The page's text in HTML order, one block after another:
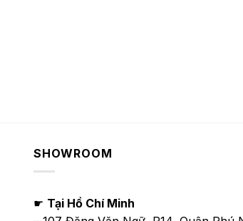
SHOWROOM
☛ Tại Hồ Chí Minh